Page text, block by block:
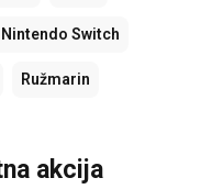
Nintendo Switch
Ružmarin
akcija